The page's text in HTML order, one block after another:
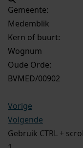
Gemeente:
Medemblik
Kern of buurt:
Wognum
Oude Orde:
BVMED/00902
Vorige
Volgende
Gebruik CTRL +